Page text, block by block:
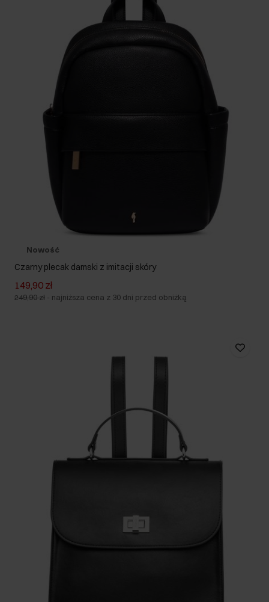
Nowość
Czarny plecak damski z imitacji skóry
149,90 zł
249,90 zł - najniższa cena z 30 dni przed obniżką